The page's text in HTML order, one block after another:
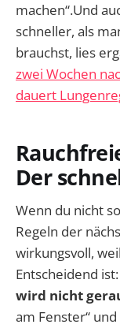
machen“.Und
schneller, als
brauchst, lies
zwei Wochen
dauert
Der
Wenn du nicht
Regeln der
wirkungsvoll,
Entscheidend ist:
wird nicht
am Fenster“